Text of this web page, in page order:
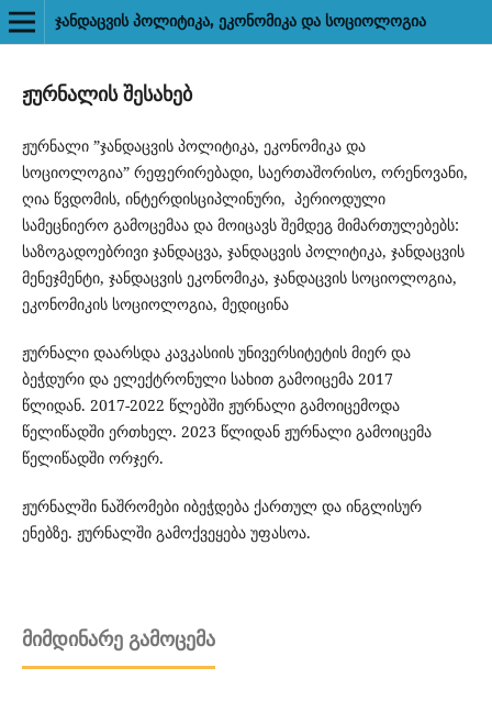
ᲯᲐᲜᲓᲐᲪᲕᲘᲡ ᲞᲝᲚᲘᲢᲘᲙᲐ, ᲔᲙᲝᲜᲝᲛᲘᲙᲐ ᲓᲐ ᲡᲝᲪᲘᲝᲚᲝᲒᲘᲐ
ჟურნალის შესახებ
ჟურნალი ”ჯანდაცვის პოლიტიკა, ეკონომიკა და
სოციოლოგია” რეფერირებადი, საერთაშორისო, ორენოვანი,
ღია წვდომის, ინტერდისციპლინური, პერიოდული
სამეცნიერო გამოცემაა და მოიცავს შემდეგ მიმართულებებს:
საზოგადოებრივი ჯანდაცვა, ჯანდაცვის პოლიტიკა, ჯანდაცვის
მენეჯმენტი, ჯანდაცვის ეკონომიკა, ჯანდაცვის სოციოლოგია,
ეკონომიკის სოციოლოგია, მედიცინა
ჟურნალი დაარსდა კავკასიის უნივერსიტეტის მიერ და
ბეჭდური და ელექტრონული სახით გამოიცემა 2017
წლიდან. 2017-2022 წლებში ჟურნალი გამოიცემოდა
წელიწადში ერთხელ. 2023 წლიდან ჟურნალი გამოიცემა
წელიწადში ორჯერ.
ჟურნალში ნაშრომები იბეჭდება ქართულ და ინგლისურ
ენებზე. ჟურნალში გამოქვეყება უფასოა.
ᲛᲘᲛᲓᲘᲜᲐᲠᲔ ᲒᲐᲛᲝᲪᲔᲛᲐ